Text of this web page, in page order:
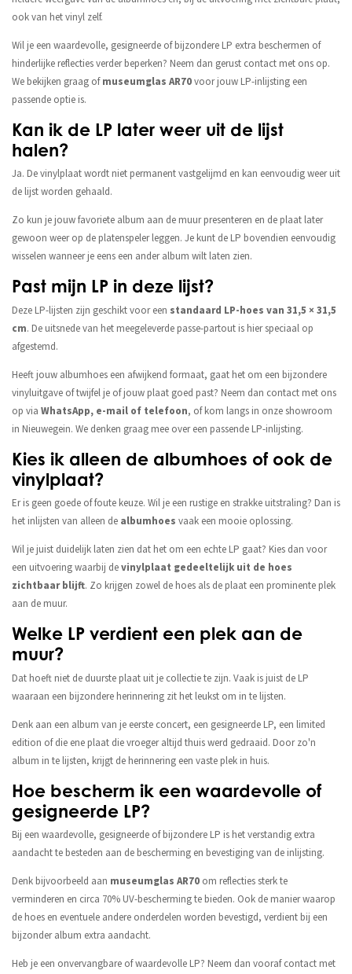
ook van het vinyl zelf.
Wil je een waardevolle, gesigneerde of bijzondere LP extra beschermen of
hinderlijke reflecties verder beperken? Neem dan gerust contact met ons op.
We bekijken graag ofmuseumglas AR70voor jouw LP-inlijsting een
passende optie is.
Kan ik de LP later weer uit de lijst
halen?
Ja. De vinylplaat wordt niet permanent vastgelijmd en kan eenvoudig weer uit
de lijst worden gehaald.
Zo kun je jouw favoriete album aan de muur presenteren en de plaat later
gewoon weer op de platenspeler leggen. Je kunt de LP bovendien eenvoudig
wisselen wanneer je eens een ander album wilt laten zien.
Past mijn LP in deze lijst?
Deze LP-lijsten zijn geschikt voor een standaard LP-hoes van 31,5 × 31,5
cm. De uitsnede van het meegeleverde passe-partout is hier speciaal op
afgestemd.
Heeft jouw albumhoes een afwijkend formaat, gaat het om een bijzondere
vinyluitgave of twijfel je of jouw plaat goed past? Neem dan contact met ons
op via WhatsApp, e-mail of telefoon, of kom langs in onze showroom
in Nieuwegein. We denken graag mee over een passende LP-inlijsting.
Kies ik alleen de albumhoes of ook de
vinylplaat?
Er is geen goede of foute keuze. Wil je een rustige en strakke uitstraling? Dan is
het inlijsten van alleen de albumhoes vaak een mooie oplossing.
Wil je juist duidelijk laten zien dat het om een echte LP gaat? Kies dan voor
een uitvoering waarbij devinylplaat gedeeltelijk uit de hoes
zichtbaar blijft. Zo krijgen zowel de hoes als de plaat een prominente plek
aan de muur.
Welke LP verdient een plek aan de
muur?
Dat hoeft niet de duurste plaat uit je collectie te zijn. Vaak is juist de LP
waaraan een bijzondere herinnering zit het leukst om in te lijsten.
Denk aan een album van je eerste concert, een gesigneerde LP, een limited
edition of die ene plaat die vroeger altijd thuis werd gedraaid. Door zo'n
album in te lijsten, krijgt de herinnering een vaste plek in huis.
Hoe bescherm ik een waardevolle of
gesigneerde LP?
Bij een waardevolle, gesigneerde of bijzondere LP is het verstandig extra
aandacht te besteden aan de bescherming en bevestiging van de inlijsting.
Denk bijvoorbeeld aan museumglas AR70 om reflecties sterk te
verminderen en circa 70% UV-bescherming te bieden. Ook de manier waarop
de hoes en eventuele andere onderdelen worden bevestigd, verdient bij een
bijzonder album extra aandacht.
Heb je een onvervangbare of waardevolle LP? Neem dan vooraf contact met